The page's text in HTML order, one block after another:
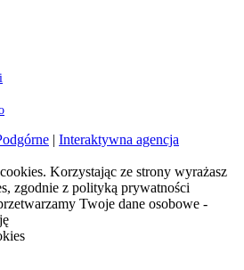
| Interaktywna agencja
Korzystając ze strony wyrażasz
zgodnie z polityką prywatności
Twoje dane osobowe -